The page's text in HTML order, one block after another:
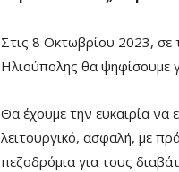
Στις 8 Οκτωβρίου 2023, σε
Ηλιούπολης θα ψηφίσουμε
Θα έχουμε την ευκαιρία να
λειτουργικό, ασφαλή, με
πεζοδρόμια για τους